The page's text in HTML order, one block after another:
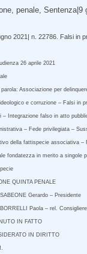
penale, Sentenza|9
2021| n. 22786. Falsi in
26 aprile 2021
parola: Associazione per
e corruzione – Falsi in
– Integrazione falso in atto
– Fede privilegiata –
della fattispecie associativa –
fondatezza in merito a singole
QUINTA PENALE
Gerardo – Presidente
Paola – rel. Consigliere
IN FATTO
IN DIRITTO